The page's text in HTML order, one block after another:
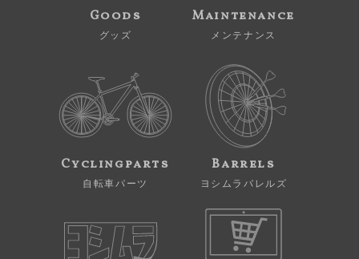
Goods
グッズ
Maintenance
メンテナンス
Cyclingparts
自転車パーツ
Barrels
ヨシムラバレルズ